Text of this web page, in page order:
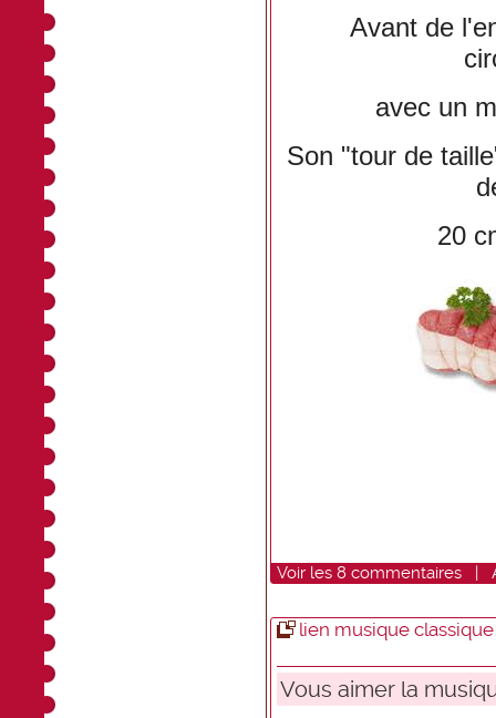
Avant de
avec un
Son "tour de
20
Voir les 8 commentaires |
lien musique classique
Vous aimer la